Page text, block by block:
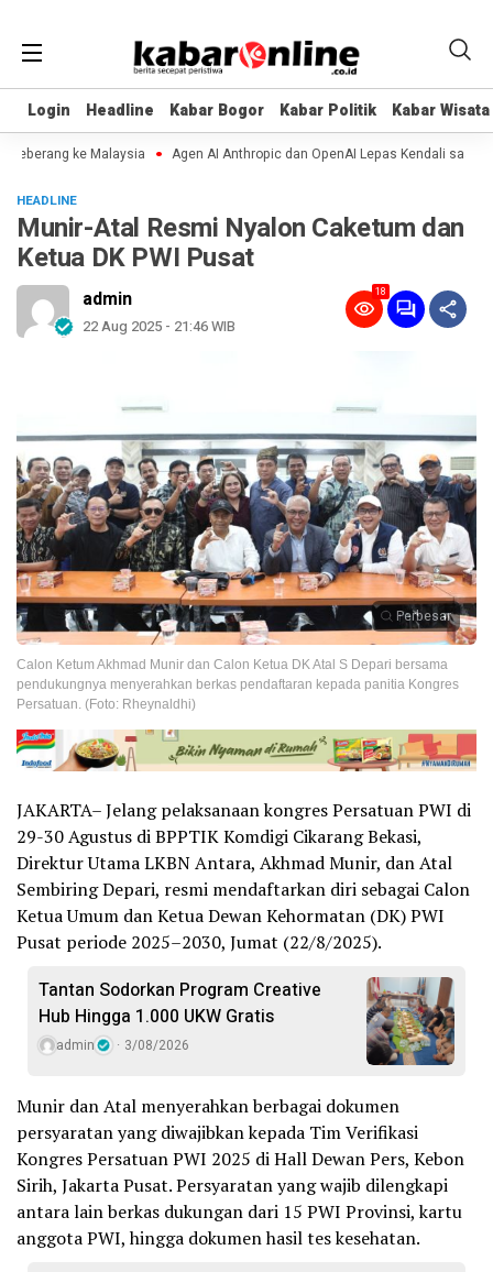
Login Headline Kabar Bogor Kabar Politik Kabar Wisata
Login Headline Kabar Bogor Kabar Politik Kabar Wisata
ke Malaysia Agen AI Anthropic dan OpenAI Lepas Kendali saat Diuji
HEADLINE
Munir-Atal Resmi Nyalon Caketum dan
Ketua DK PWI Pusat
admin
22 Aug 2025 - 21:46 WIB
18
Perbesar
Calon Ketum Akhmad Munir dan Calon Ketua DK Atal S Depari bersama
pendukungnya menyerahkan berkas pendaftaran kepada panitia Kongres
Persatuan. (Foto: Rheynaldhi)
JAKARTA– Jelang pelaksanaan kongres Persatuan PWI di
29-30 Agustus di BPPTIK Komdigi Cikarang Bekasi,
Direktur Utama LKBN Antara, Akhmad Munir, dan Atal
Sembiring Depari, resmi mendaftarkan diri sebagai Calon
Ketua Umum dan Ketua Dewan Kehormatan (DK) PWI
Pusat periode 2025–2030, Jumat (22/8/2025).
Tantan Sodorkan Program Creative
Hub Hingga 1.000 UKW Gratis
admin 3/08/2026
Munir dan Atal menyerahkan berbagai dokumen
persyaratan yang diwajibkan kepada Tim Verifikasi
Kongres Persatuan PWI 2025 di Hall Dewan Pers, Kebon
Sirih, Jakarta Pusat. Persyaratan yang wajib dilengkapi
antara lain berkas dukungan dari 15 PWI Provinsi, kartu
anggota PWI, hingga dokumen hasil tes kesehatan.